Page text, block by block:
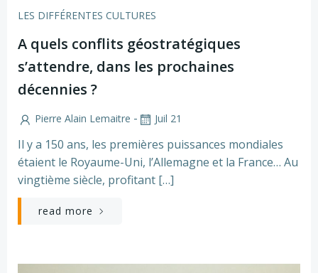
LES DIFFÉRENTES CULTURES
A quels conflits géostratégiques
s’attendre, dans les prochaines
décennies ?
Pierre Alain Lemaitre - Juil 21
Il y a 150 ans, les premières puissances mondiales
étaient le Royaume-Uni, l’Allemagne et la France… Au
vingtième siècle, profitant […]
read more